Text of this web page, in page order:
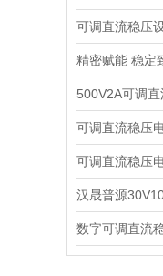
可调直流稳压
数字可调直流